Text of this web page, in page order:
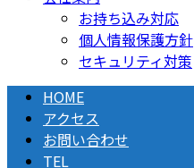
お持ち込み対応
個人情報保護方針
セキュリティ対策
HOME
アクセス
お問い合わせ
TEL